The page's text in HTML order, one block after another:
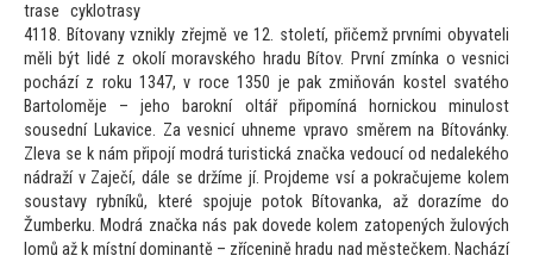
trase cyklotrasy
4118. Bítovany vznikly zřejmě ve 12. století, přičemž prvními obyvateli
měli být lidé z okolí moravského hradu Bítov. První zmínka o vesnici
pochází z roku 1347, v roce 1350 je pak zmiňován kostel svatého
Bartoloměje – jeho barokní oltář připomíná hornickou minulost
sousední Lukavice. Za vesnicí uhneme vpravo směrem na Bítovánky.
Zleva se k nám připojí modrá turistická značka vedoucí od nedalekého
nádraží v Zaječí, dále se držíme jí. Projdeme vsí a pokračujeme kolem
soustavy rybníků, které spojuje potok Bítovanka, až dorazíme do
Žumberku. Modrá značka nás pak dovede kolem zatopených žulových
lomů až k místní dominantě – zřícenině hradu nad městečkem. Nachází